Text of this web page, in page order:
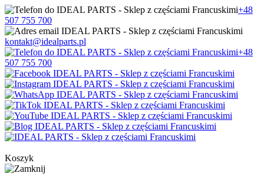
+48
507 755 700
kontakt@idealparts.pl
+48
507 755 700
Koszyk